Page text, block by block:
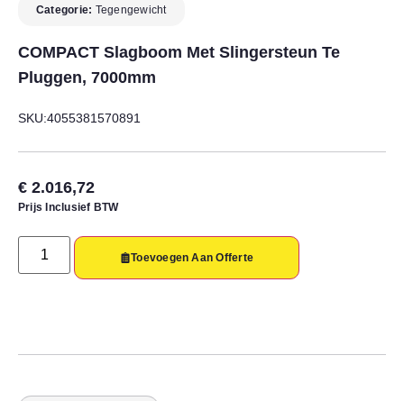
Categorie: Tegengewicht
COMPACT Slagboom Met Slingersteun Te
Pluggen, 7000mm
SKU:4055381570891
€ 2.016,72
Prijs Inclusief BTW
Toevoegen Aan Offerte